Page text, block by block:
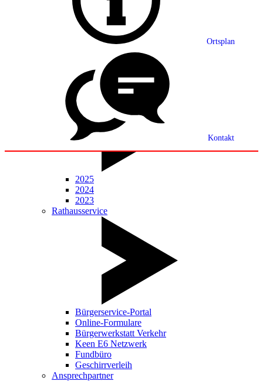
Ortsplan
Kontakt
Grußwort
Ortsplan
Partnerschaft
Statistik
Mitteilungsblatt
2025
2024
2023
Rathausservice
Bürgerservice-Portal
Online-Formulare
Bürgerwerkstatt Verkehr
Keen E6 Netzwerk
Fundbüro
Geschirrverleih
Ansprechpartner